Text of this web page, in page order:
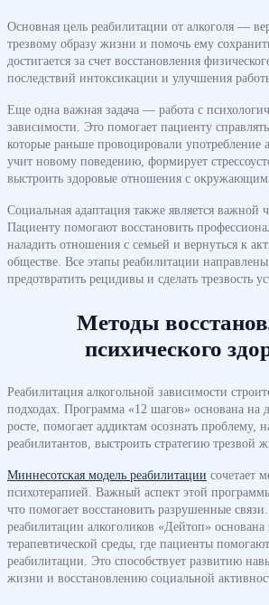
Основная цель реабилитации от алкоголя —
трезвому образу жизни и помочь ему
достигается за счет восстановления
последствий интоксикации и улучшения
Еще одна важная задача — работа с
зависимости. Это помогает пациенту
которые раньше провоцировали употребление
учит новому поведению, формирует
выстроить здоровые отношения с
Социальная адаптация также является важной
Пациенту помогают восстановить
наладить отношения с семьей и вернуться к
обществе. Все этапы реабилитации
предотвратить рецидивы и сделать трезвость
Методы
психического
Реабилитация алкогольной зависимости
подходах. Программа «12 шагов» основана на
росте, помогает аддиктам осознать проблему,
реабилитантов, выстроить стратегию трезвой
Миннесотская модель реабилитации сочетает
психотерапией. Важный аспект этой
что помогает восстановить разрушенные
реабилитации алкоголиков «Дейтоп» основана
терапевтической среды, где пациенты
реабилитации. Это способствует развитию
жизни и восстановлению социальной